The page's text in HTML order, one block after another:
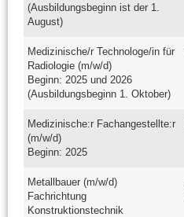
(Ausbildungsbeginn ist der 1.
August)
Medizinische/r Technologe/in für
Radiologie (m/w/d)
Beginn: 2025 und 2026
(Ausbildungsbeginn 1. Oktober)
Medizinische:r Fachangestellte:r
(m/w/d)
Beginn: 2025
Metallbauer (m/w/d)
Fachrichtung
Konstruktionstechnik